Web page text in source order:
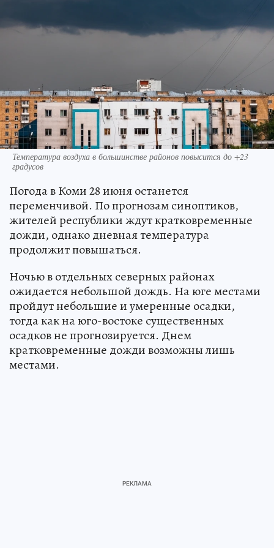
Температура воздуха в большинстве районов повысится до +23
градусов
Погода в Коми 28 июня останется
переменчивой. По прогнозам синоптиков,
жителей республики ждут кратковременные
дожди, однако дневная температура
продолжит повышаться.
Ночью в отдельных северных районах
ожидается небольшой дождь. На юге местами
пройдут небольшие и умеренные осадки,
тогда как на юго-востоке существенных
осадков не прогнозируется. Днем
кратковременные дожди возможны лишь
местами.